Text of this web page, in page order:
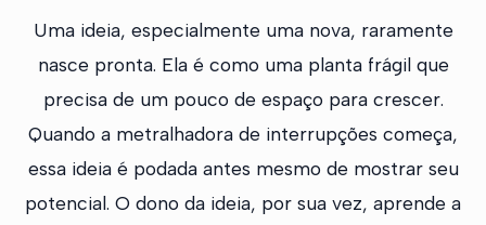
Uma ideia, especialmente uma nova, raramente
nasce pronta. Ela é como uma planta frágil que
precisa de um pouco de espaço para crescer.
Quando a metralhadora de interrupções começa,
essa ideia é podada antes mesmo de mostrar seu
potencial. O dono da ideia, por sua vez, aprende a